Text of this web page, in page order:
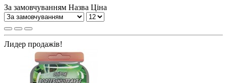
За замовчуванням Назва Ціна
Лидер продажів!